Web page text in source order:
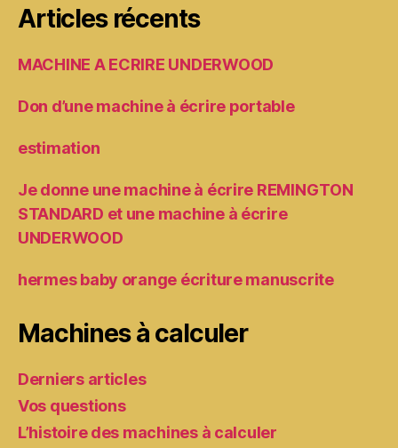
Articles récents
MACHINE A ECRIRE UNDERWOOD
Don d’une machine à écrire portable
estimation
Je donne une machine à écrire REMINGTON
STANDARD et une machine à écrire
UNDERWOOD
hermes baby orange écriture manuscrite
Machines à calculer
Derniers articles
Vos questions
L’histoire des machines à calculer